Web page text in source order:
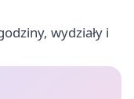
wydziały i